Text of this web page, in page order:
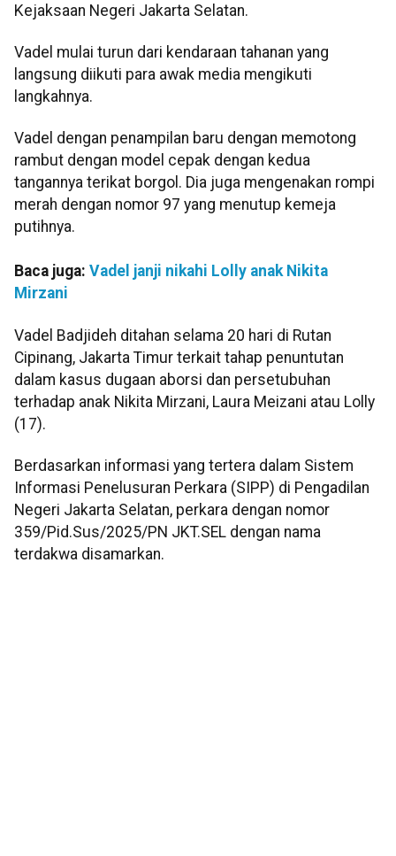
Kejaksaan Negeri Jakarta Selatan.
Vadel mulai turun dari kendaraan tahanan yang
langsung diikuti para awak media mengikuti
langkahnya.
Vadel dengan penampilan baru dengan memotong
rambut dengan model cepak dengan kedua
tangannya terikat borgol. Dia juga mengenakan rompi
merah dengan nomor 97 yang menutup kemeja
putihnya.
Baca juga: Vadel janji nikahi Lolly anak Nikita
Mirzani
Vadel Badjideh ditahan selama 20 hari di Rutan
Cipinang, Jakarta Timur terkait tahap penuntutan
dalam kasus dugaan aborsi dan persetubuhan
terhadap anak Nikita Mirzani, Laura Meizani atau Lolly
(17).
Berdasarkan informasi yang tertera dalam Sistem
Informasi Penelusuran Perkara (SIPP) di Pengadilan
Negeri Jakarta Selatan, perkara dengan nomor
359/Pid.Sus/2025/PN JKT.SEL dengan nama
terdakwa disamarkan.